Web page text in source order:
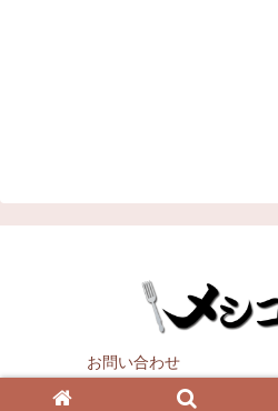
お問い合わせ
Copyright © 2021